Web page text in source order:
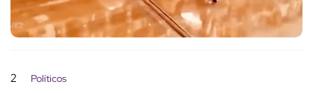
2 Políticos